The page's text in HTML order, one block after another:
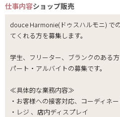
仕事内容ショップ販売
douce Harmonie(ドゥスハルモニ) で
てくれる方を募集します。
学生、フリーター、ブランクのある方
パート・アルバイトの募集です。
≪具体的な業務内容≫
・お客様への接客対応、コーディネ
・レジ 、店内ディスプレイ